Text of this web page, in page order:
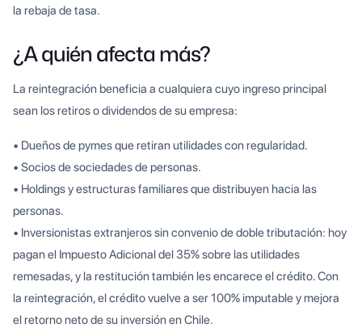
la rebaja de tasa.
¿A quién afecta más?
La reintegración beneficia a cualquiera cuyo ingreso principal
sean los retiros o dividendos de su empresa:
• Dueños de pymes que retiran utilidades con regularidad.
• Socios de sociedades de personas.
• Holdings y estructuras familiares que distribuyen hacia las
personas.
• Inversionistas extranjeros sin convenio de doble tributación: hoy
pagan el Impuesto Adicional del 35% sobre las utilidades
remesadas, y la restitución también les encarece el crédito. Con
la reintegración, el crédito vuelve a ser 100% imputable y mejora
el retorno neto de su inversión en Chile.